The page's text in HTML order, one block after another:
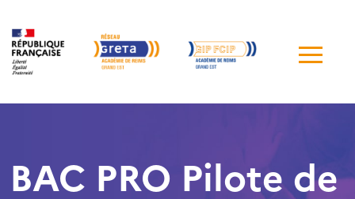
de
BAC PRO Pilote de